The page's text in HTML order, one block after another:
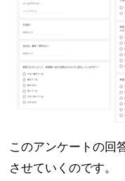
このアンケートの回
させていくのです。